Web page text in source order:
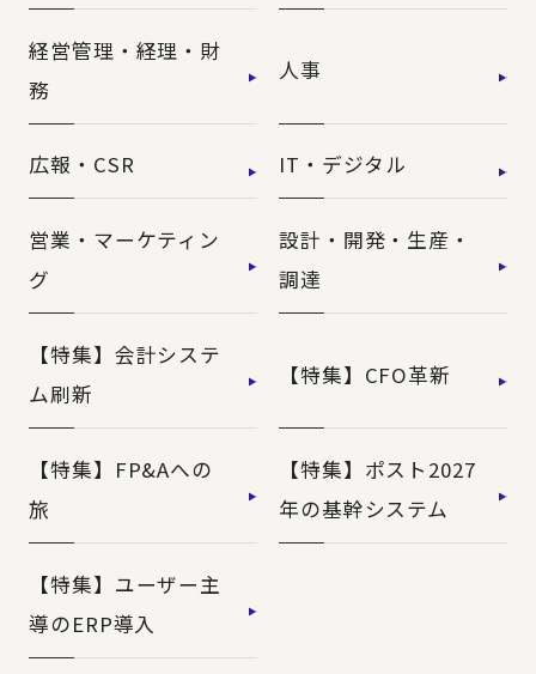
経営管理・経理・財
務
人事
広報・CSR IT・デジタル
営業・マーケティン
グ
設計・開発・生産・
調達
【特集】会計システ
ム刷新
【特集】CFO革新
【特集】FP&Aへの
旅
【特集】ポスト2027
年の基幹システム
【特集】ユーザー主
導のERP導入